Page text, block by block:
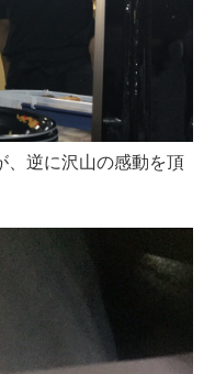
、逆に沢山の感動を頂